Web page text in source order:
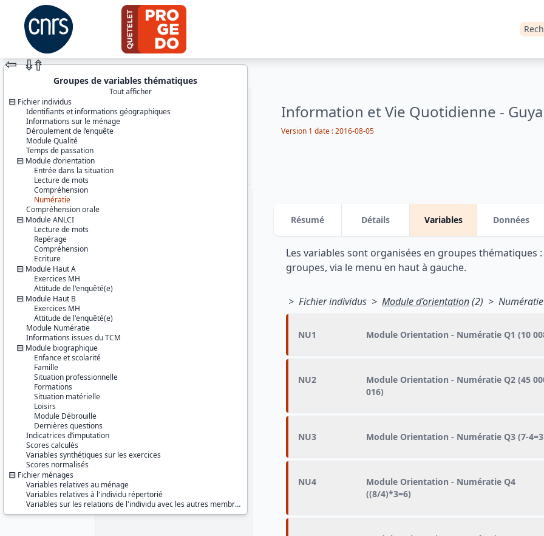
Information et Vie Quotidienne -
Version 1 date : 2016-08-05
⇦ ⇮⇮
Groupes de variables thématiques
Tout afficher
Fichier individus
Identifiants et informations géographiques
Informations sur le ménage
Déroulement de l’enquête
Module Qualité
Temps de passation
Module d’orientation
Entrée dans la situation
Lecture de mots
Compréhension
Numératie
Compréhension orale
Module ANLCI
Lecture de mots
Repérage
Compréhension
Ecriture
Module Haut A
Exercices MH
Attitude de l'enquêté(e)
Module Haut B
Exercices MH
Attitude de l'enquêté(e)
Module Numératie
Informations issues du TCM
Module biographique
Enfance et scolarité
Famille
Situation professionnelle
Formations
Situation matérielle
Loisirs
Module Débrouille
Dernières questions
Indicatrices d’imputation
Scores calculés
Variables synthétiques sur les exercices
Scores normalisés
Fichier ménages
Variables relatives au ménage
Variables relatives à l'individu répertorié
Variables sur les relations de l'individu avec les autres membres du ménage
(IVQ)
Guyane
Producteur :
INSEE
Progedo-Adisp
Résumé Détails Variables Données
Les variables sont organisées en groupes thématiques
groupes, via le menu en haut à gauche.
> Fichier individus > Module d’orientation(2) >
NU1 Module Orientation - Numératie Q1 (10
NU2
Module Orientation - Numératie Q2 (45
016)
NU3 Module Orientation - Numératie Q3 (7-
NU4
Module Orientation - Numératie Q4
((8/4)*3=6)